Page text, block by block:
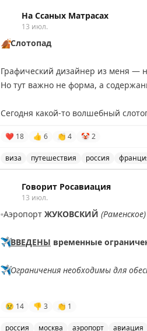
На Ссаных Матрасах
13 июл.
🍂Слотопад
Графический дизайнер из меня —
Но тут важно не форма, а
Сегодня какой-то волшебный
Испания — 17 июля,
Франция — 23 июля,
Великобритания — 14 августа.
Пошёл дальше разгребать этот
Вопросы, запросы, записи — всё
Подписаться на Матрассы
❤ 18 👍 6 👏 4 🤡2
виза путешествия россия
Говорит Росавиация
13 июл.
▫️Аэропорт ЖУКОВСКИЙ (Раменское)
✈️ВВЕДЕНЫ временные
✈️Ограничения необходимы для
😢 14 👎 3 👏 1
россия москва аэропорт авиация